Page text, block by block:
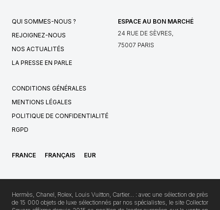
QUI SOMMES-NOUS ?
REJOIGNEZ-NOUS
NOS ACTUALITÉS
LA PRESSE EN PARLE
ESPACE AU BON MARCHÉ
24 RUE DE SÈVRES,
75007 PARIS
CONDITIONS GÉNÉRALES
MENTIONS LÉGALES
POLITIQUE DE CONFIDENTIALITÉ
RGPD
FRANCE FRANÇAIS EUR
Hermès, Chanel, Rolex, Louis Vuitton, Cartier… : avec une sélection de près
de 15 000 objets de luxe sélectionnés par nos spécialistes, le site Collector